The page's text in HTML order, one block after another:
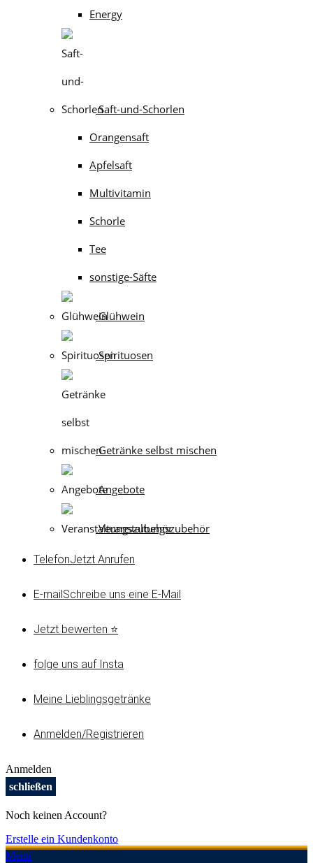
Energy
Saft-und-Schorlen
Orangensaft
Apfelsaft
Multivitamin
Schorle
Tee
sonstige-Säfte
Glühwein
Spirituosen
Getränke selbst mischen
Angebote
Veranstaltungszubehör
TelefonJetzt Anrufen
E-mailSchreibe uns eine E-Mail
Jetzt bewerten ⭐
folge uns auf Insta
Meine Lieblingsgetränke
Anmelden/Registrieren
Anmelden
schließen
Noch keinen Account?
Erstelle ein Kundenkonto
Menü